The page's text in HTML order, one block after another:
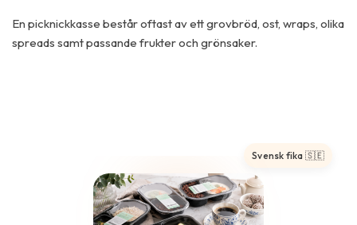
En picknickkasse består oftast av ett grovbröd, ost, wraps, olika
spreads samt passande frukter och grönsaker.
Svensk fika 🇸🇪